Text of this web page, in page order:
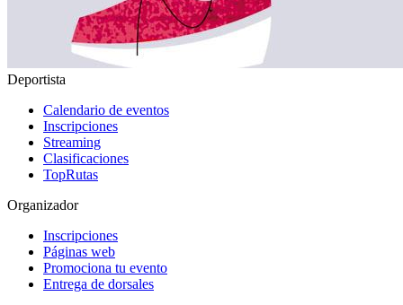
Deportista
Calendario de eventos
Inscripciones
Streaming
Clasificaciones
TopRutas
Organizador
Inscripciones
Páginas web
Promociona tu evento
Entrega de dorsales